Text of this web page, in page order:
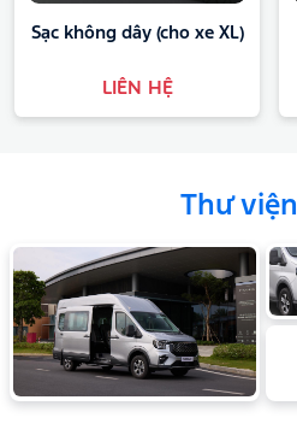
Sạc không dây (cho xe XL)
LIÊN HỆ
Thư viện